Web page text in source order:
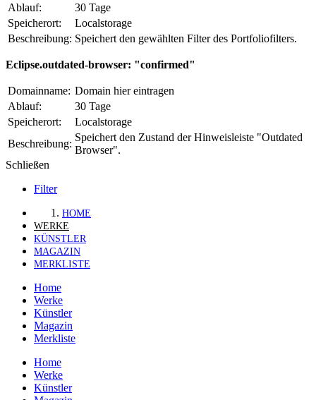
Ablauf:
30 Tage
Speicherort:
Localstorage
Beschreibung: Speichert den gewählten Filter des Portfoliofilters.
Eclipse.outdated-browser: "confirmed"
Domainname: Domain hier eintragen
Ablauf:
30 Tage
Speicherort:
Localstorage
Beschreibung:
Speichert den Zustand der Hinweisleiste "Outdated
Browser".
Schließen
Filter
HOME
WERKE
KÜNSTLER
MAGAZIN
MERKLISTE
Home
Werke
Künstler
Magazin
Merkliste
Home
Werke
Künstler